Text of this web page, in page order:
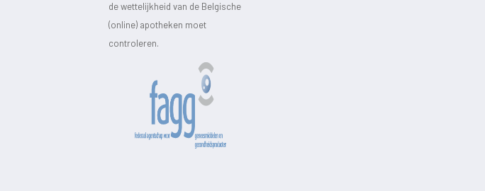
de wettelijkheid van de Belgische
(online) apotheken moet
controleren.